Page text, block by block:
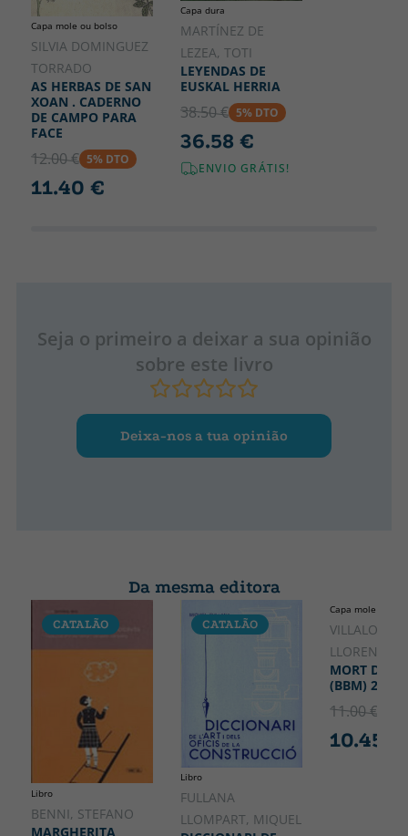
Capa mole ou bolso
SILVIA DOMINGUEZ
TORRADO
AS HERBAS DE SAN
XOAN . CADERNO
DE CAMPO PARA
FACE
12.00 € 5% DTO
11.40 €
Capa dura
MARTÍNEZ DE
LEZEA, TOTI
LEYENDAS DE
EUSKAL HERRIA
38.50 € 5% DTO
36.58 €
ENVIO GRÁTIS!
Seja o primeiro a deixar a sua opinião
sobre este livro
Deixa-nos a tua opinião
Da mesma editora
CATALÃO
Libro
BENNI, STEFANO
MARGHERITA
CATALÃO
Libro
FULLANA
LLOMPART, MIQUEL
CATALÃO
Capa mole ou
VILLALONGA,
LLORENÇ
MORT DE
(BBM) 2A
11.00 €
10.45 €